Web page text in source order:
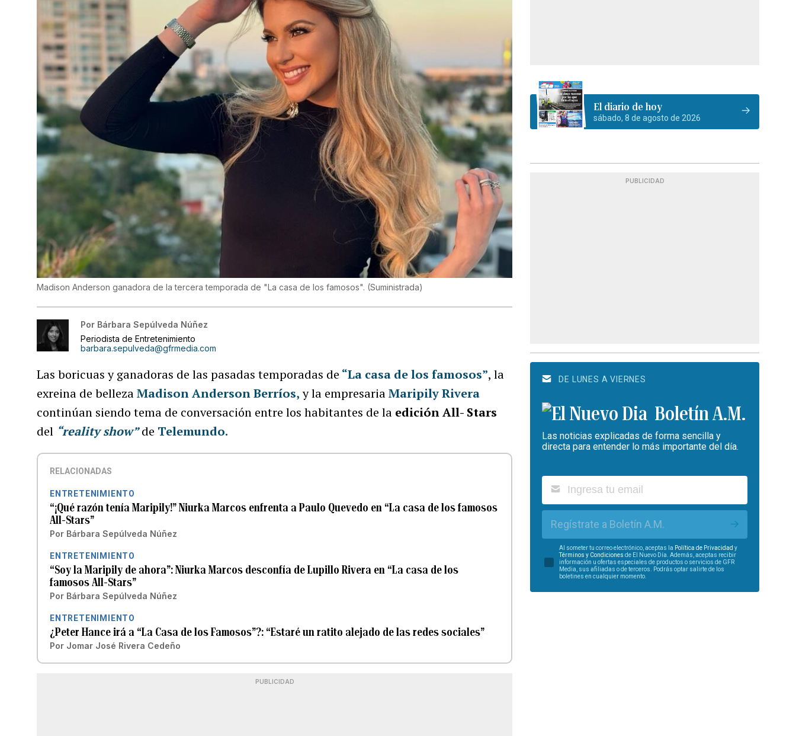
Madison Anderson ganadora de la tercera temporada de "La casa de los famosos". (Suministrada)
Por Bárbara Sepúlveda Núñez
Periodista de Entretenimiento
barbara.sepulveda@gfrmedia.com
Las boricuas y ganadoras de las pasadas temporadas de “La casa de los famosos”, la
exreina de bellezaMadison Anderson Berríos,y la empresariaMaripily Rivera
continúan siendo tema de conversación entre los habitantes de la edición All- Stars
del “reality show” de Telemundo.
RELACIONADAS
ENTRETENIMIENTO
“¡Qué razón tenía Maripily!” Niurka Marcos enfrenta a Paulo Quevedo en “La casa de los famosos
All-Stars”
Por Bárbara Sepúlveda Núñez
ENTRETENIMIENTO
“Soy la Maripily de ahora”: Niurka Marcos desconfía de Lupillo Rivera en “La casa de los
famosos All-Stars”
Por Bárbara Sepúlveda Núñez
ENTRETENIMIENTO
¿Peter Hance irá a “La Casa de los Famosos”?: “Estaré un ratito alejado de las redes sociales”
Por Jomar José Rivera Cedeño
PUBLICIDAD
El diario de hoy
sábado, 8 de agosto de 2026
PUBLICIDAD
DE LUNES A VIERNES
Boletín A.M.
Las noticias explicadas de forma sencilla y
directa para entender lo más importante del día.
Regístrate a Boletín A.M.
Al someter tu correo electrónico, aceptas la Política de Privacidad y
Términos y Condiciones de El Nuevo Día. Además, aceptas recibir
información u ofertas especiales de productos o servicios de GFR
Media, sus afiliadas o de terceros. Podrás optar salirte de los
boletines en cualquier momento.